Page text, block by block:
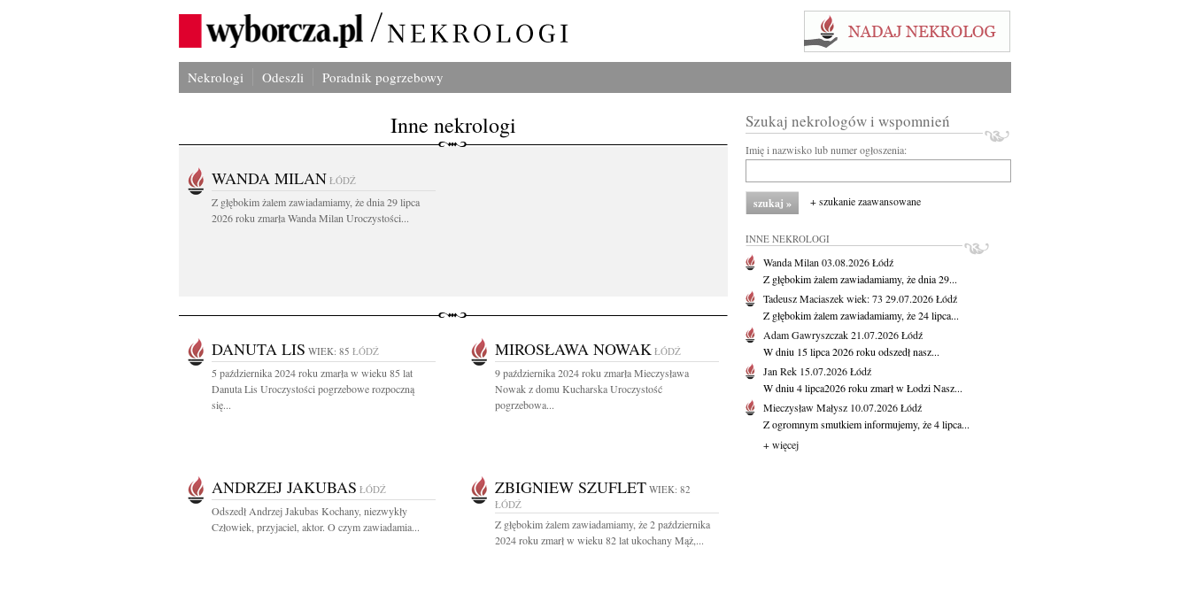
Nekrologi Odeszli Poradnik pogrzebowy
Inne nekrologi
WANDA MILAN ŁÓDŹ
Z głębokim żalem zawiadamiamy, że dnia 29 lipca
2026 roku zmarła Wanda Milan Uroczystości...
DANUTA LIS WIEK: 85 ŁÓDŹ
5 października 2024 roku zmarła w wieku 85 lat
Danuta Lis Uroczystości pogrzebowe rozpoczną
się...
MIROSŁAWA NOWAK ŁÓDŹ
9 października 2024 roku zmarła Mieczysława
Nowak z domu Kucharska Uroczystość
pogrzebowa...
ANDRZEJ JAKUBAS ŁÓDŹ
Odszedł Andrzej Jakubas Kochany, niezwykły
Człowiek, przyjaciel, aktor. O czym zawiadamia...
ZBIGNIEW SZUFLET WIEK: 82
ŁÓDŹ
Z głębokim żalem zawiadamiamy, że 2 października
2024 roku zmarł w wieku 82 lat ukochany Mąż,...
Szukaj nekrologów i wspomnień
Imię i nazwisko lub numer ogłoszenia:
+ szukanie zaawansowane
INNE NEKROLOGI
Wanda Milan 03.08.2026Łódź
Z głębokim żalem zawiadamiamy, że dnia 29...
Tadeusz Maciaszekwiek: 73 29.07.2026Łódź
Z głębokim żalem zawiadamiamy, że 24 lipca...
Adam Gawryszczak21.07.2026Łódź
W dniu 15 lipca 2026 roku odszedł nasz...
Jan Rek 15.07.2026Łódź
W dniu 4 lipca2026 roku zmarł w Łodzi Nasz...
Mieczysław Małysz 10.07.2026Łódź
Z ogromnym smutkiem informujemy, że 4 lipca...
+ więcej